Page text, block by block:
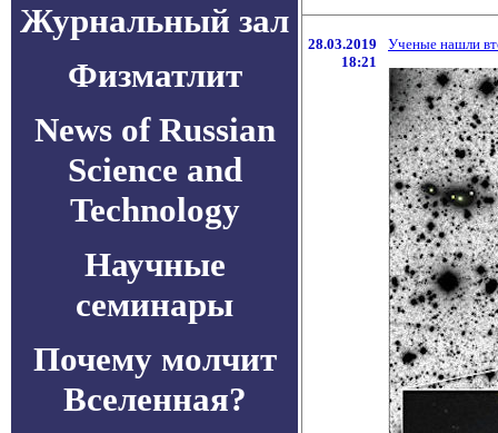
Журнальный зал
Физматлит
News of Russian
Science and
Technology
Научные
семинары
Почему молчит
Вселенная?
28.03.2019
18:21
Ученые нашли